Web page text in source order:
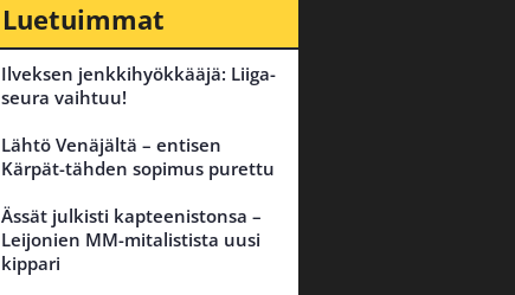
Luetuimmat
Ilveksen jenkkihyökkääjä: Liiga-
seura vaihtuu!
Lähtö Venäjältä – entisen
Kärpät-tähden sopimus purettu
Ässät julkisti kapteenistonsa –
Leijonien MM-mitalistista uusi
kippari